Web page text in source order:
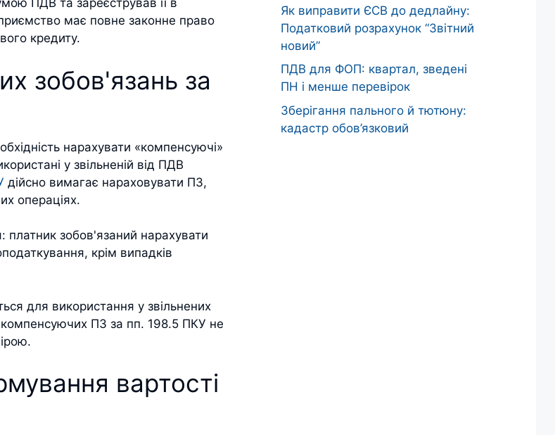
ПДВ та зареєстрував її в
має повне законне право
кредиту.
зобов'язань за
нарахувати «компенсуючі»
у звільненій від ПДВ
дійсно вимагає нараховувати ПЗ,
операціях.
платник зобов'язаний нарахувати
крім випадків
для використання у звільнених
ПЗ за пп. 198.5 ПКУ не
вартості
Як виправити ЄСВ до дедлайну:
Податковий розрахунок “Звітний
новий”
ПДВ для ФОП: квартал, зведені
ПН і менше перевірок
Зберігання пального й тютюну:
кадастр обов’язковий